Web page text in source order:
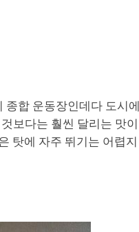
종합 운동장인데다 도시에
보다는 훨씬 달리는 맛이
탓에 자주 뛰기는 어렵지